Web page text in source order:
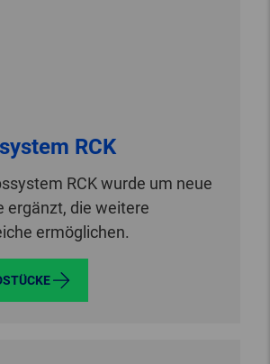
RCK
RCK wurde um neue
ergänzt, die weitere
ermöglichen.